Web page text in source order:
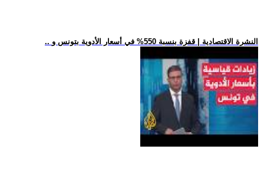
.. النشرة الاقتصادية | قفزة بنسبة 550% في أسعار الأدوية بتونس و